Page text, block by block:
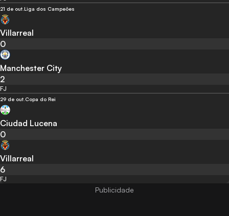
21 de out. Liga dos Campeões
Villarreal
0
Manchester City
2
FJ
29 de out. Copa do Rei
Ciudad Lucena
0
Villarreal
6
FJ